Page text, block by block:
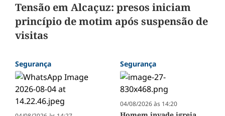
Tensão em Alcaçuz: presos iniciam
princípio de motim após suspensão de
visitas
Segurança Segurança
04/08/2026 às 14:20